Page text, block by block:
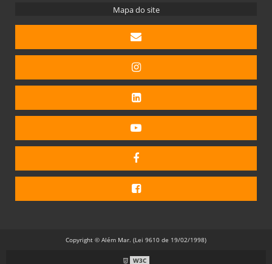
Mapa do site
Copyright © Além Mar. (Lei 9610 de 19/02/1998)
W3C